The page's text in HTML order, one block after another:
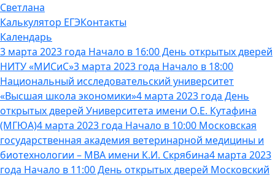
Светлана
Калькулятор ЕГЭКонтакты
Календарь
3 марта 2023 года Начало в 16:00 День открытых дверей
НИТУ «МИСиС»3 марта 2023 года Начало в 18:00
Национальный исследовательский университет
«Высшая школа экономики»4 марта 2023 года День
открытых дверей Университета имени О.Е. Кутафина
(МГЮА)4 марта 2023 года Начало в 10:00 Московская
государственная академия ветеринарной медицины и
биотехнологии – МВА имени К.И. Скрябина4 марта 2023
года Начало в 11:00 День открытых дверей Московский